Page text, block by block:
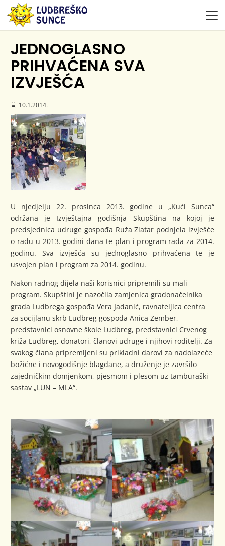
JEDNOGLASNO
PRIHVAĆENA SVA
IZVJEŠĆA
10.1.2014.
U njedjelju 22. prosinca 2013. godine u „Kući Sunca“
održana je Izvještajna godišnja Skupština na kojoj je
predsjednica udruge gospođa Ruža Zlatar podnjela izvješće
o radu u 2013. godini dana te plan i program rada za 2014.
godinu. Sva izvješća su jednoglasno prihvaćena te je
usvojen plan i program za 2014. godinu.
Nakon radnog dijela naši korisnici pripremili su mali
program. Skupštini je nazočila zamjenica gradonačelnika
grada Ludbrega gospođa Vera Jadanić, ravnateljica centra
za socijlanu skrb Ludbreg gospođa Anica Zember,
predstavnici osnovne škole Ludbreg, predstavnici Crvenog
križa Ludbreg, donatori, članovi udruge i njihovi roditelji. Za
svakog člana pripremljeni su prikladni darovi za nadolazeće
božićne i novogodišnje blagdane, a druženje je završilo
zajedničkim domjenkom, pjesmom i plesom uz tamburaški
sastav „LUN – MLA“.